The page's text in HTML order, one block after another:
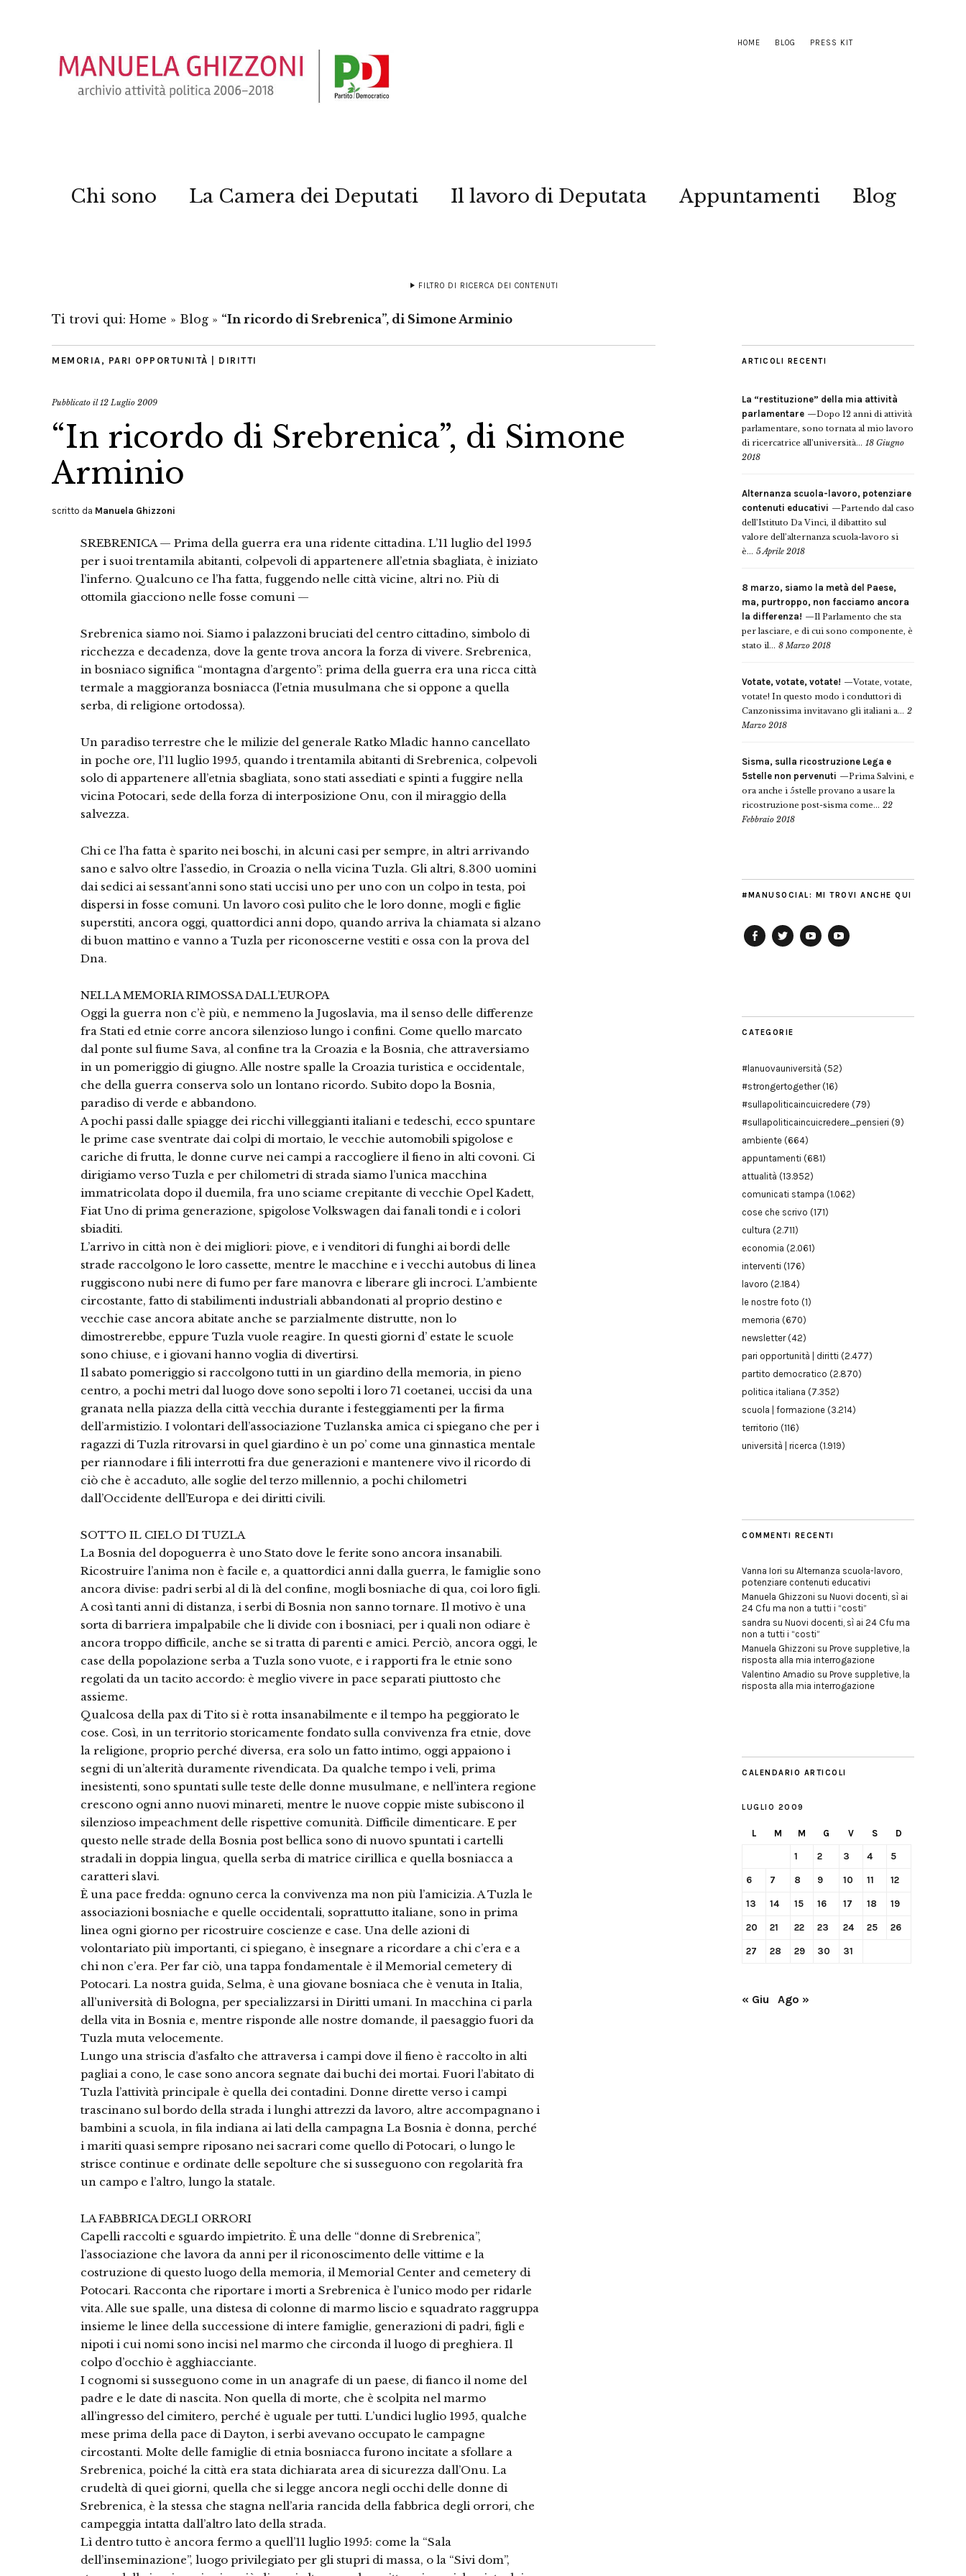
HOME BLOG PRESS KIT
Chi sono La Camera dei Deputati Il lavoro di Deputata Appuntamenti Blog
FILTRO DI RICERCA DEI CONTENUTI
Ti trovi qui: Home » Blog » “In ricordo di Srebrenica”, di Simone Arminio
MEMORIA , PARI OPPORTUNITÀ | DIRITTI
Pubblicato il12 Luglio 2009
“In ricordo di Srebrenica”, di Simone
Arminio
scritto da Manuela Ghizzoni
SREBRENICA — Prima della guerra era una ridente cittadina. L’11 luglio del 1995
per i suoi trentamila abitanti, colpevoli di appartenere all’etnia sbagliata, è iniziato
l’inferno. Qualcuno ce l’ha fatta, fuggendo nelle città vicine, altri no. Più di
ottomila giacciono nelle fosse comuni —
Srebrenica siamo noi. Siamo i palazzoni bruciati del centro cittadino, simbolo di
ricchezza e decadenza, dove la gente trova ancora la forza di vivere. Srebrenica,
in bosniaco significa “montagna d’argento”: prima della guerra era una ricca città
termale a maggioranza bosniacca (l’etnia musulmana che si oppone a quella
serba, di religione ortodossa).
Un paradiso terrestre che le milizie del generale Ratko Mladic hanno cancellato
in poche ore, l’11 luglio 1995, quando i trentamila abitanti di Srebrenica, colpevoli
solo di appartenere all’etnia sbagliata, sono stati assediati e spinti a fuggire nella
vicina Potocari, sede della forza di interposizione Onu, con il miraggio della
salvezza.
Chi ce l’ha fatta è sparito nei boschi, in alcuni casi per sempre, in altri arrivando
sano e salvo oltre l’assedio, in Croazia o nella vicina Tuzla. Gli altri, 8.300 uomini
dai sedici ai sessant’anni sono stati uccisi uno per uno con un colpo in testa, poi
dispersi in fosse comuni. Un lavoro così pulito che le loro donne, mogli e figlie
superstiti, ancora oggi, quattordici anni dopo, quando arriva la chiamata si alzano
di buon mattino e vanno a Tuzla per riconoscerne vestiti e ossa con la prova del
Dna.
NELLA MEMORIA RIMOSSA DALL’EUROPA
Oggi la guerra non c’è più, e nemmeno la Jugoslavia, ma il senso delle differenze
fra Stati ed etnie corre ancora silenzioso lungo i confini. Come quello marcato
dal ponte sul fiume Sava, al confine tra la Croazia e la Bosnia, che attraversiamo
in un pomeriggio di giugno. Alle nostre spalle la Croazia turistica e occidentale,
che della guerra conserva solo un lontano ricordo. Subito dopo la Bosnia,
paradiso di verde e abbandono.
A pochi passi dalle spiagge dei ricchi villeggianti italiani e tedeschi, ecco spuntare
le prime case sventrate dai colpi di mortaio, le vecchie automobili spigolose e
cariche di frutta, le donne curve nei campi a raccogliere il fieno in alti covoni. Ci
dirigiamo verso Tuzla e per chilometri di strada siamo l’unica macchina
immatricolata dopo il duemila, fra uno sciame crepitante di vecchie Opel Kadett,
Fiat Uno di prima generazione, spigolose Volkswagen dai fanali tondi e i colori
sbiaditi.
L’arrivo in città non è dei migliori: piove, e i venditori di funghi ai bordi delle
strade raccolgono le loro cassette, mentre le macchine e i vecchi autobus di linea
ruggiscono nubi nere di fumo per fare manovra e liberare gli incroci. L’ambiente
circostante, fatto di stabilimenti industriali abbandonati al proprio destino e
vecchie case ancora abitate anche se parzialmente distrutte, non lo
dimostrerebbe, eppure Tuzla vuole reagire. In questi giorni d’ estate le scuole
sono chiuse, e i giovani hanno voglia di divertirsi.
Il sabato pomeriggio si raccolgono tutti in un giardino della memoria, in pieno
centro, a pochi metri dal luogo dove sono sepolti i loro 71 coetanei, uccisi da una
granata nella piazza della città vecchia durante i festeggiamenti per la firma
dell’armistizio. I volontari dell’associazione Tuzlanska amica ci spiegano che per i
ragazzi di Tuzla ritrovarsi in quel giardino è un po’ come una ginnastica mentale
per riannodare i fili interrotti fra due generazioni e mantenere vivo il ricordo di
ciò che è accaduto, alle soglie del terzo millennio, a pochi chilometri
dall’Occidente dell’Europa e dei diritti civili.
SOTTO IL CIELO DI TUZLA
La Bosnia del dopoguerra è uno Stato dove le ferite sono ancora insanabili.
Ricostruire l’anima non è facile e, a quattordici anni dalla guerra, le famiglie sono
ancora divise: padri serbi al di là del confine, mogli bosniache di qua, coi loro figli.
A così tanti anni di distanza, i serbi di Bosnia non sanno tornare. Il motivo è una
sorta di barriera impalpabile che li divide con i bosniaci, per i quali non odiare è
ancora troppo difficile, anche se si tratta di parenti e amici. Perciò, ancora oggi, le
case della popolazione serba a Tuzla sono vuote, e i rapporti fra le etnie sono
regolati da un tacito accordo: è meglio vivere in pace separati piuttosto che
assieme.
Qualcosa della pax di Tito si è rotta insanabilmente e il tempo ha peggiorato le
cose. Così, in un territorio storicamente fondato sulla convivenza fra etnie, dove
la religione, proprio perché diversa, era solo un fatto intimo, oggi appaiono i
segni di un’alterità duramente rivendicata. Da qualche tempo i veli, prima
inesistenti, sono spuntati sulle teste delle donne musulmane, e nell’intera regione
crescono ogni anno nuovi minareti, mentre le nuove coppie miste subiscono il
silenzioso impeachment delle rispettive comunità. Difficile dimenticare. E per
questo nelle strade della Bosnia post bellica sono di nuovo spuntati i cartelli
stradali in doppia lingua, quella serba di matrice cirillica e quella bosniacca a
caratteri slavi.
È una pace fredda: ognuno cerca la convivenza ma non più l’amicizia. A Tuzla le
associazioni bosniache e quelle occidentali, soprattutto italiane, sono in prima
linea ogni giorno per ricostruire coscienze e case. Una delle azioni di
volontariato più importanti, ci spiegano, è insegnare a ricordare a chi c’era e a
chi non c’era. Per far ciò, una tappa fondamentale è il Memorial cemetery di
Potocari. La nostra guida, Selma, è una giovane bosniaca che è venuta in Italia,
all’università di Bologna, per specializzarsi in Diritti umani. In macchina ci parla
della vita in Bosnia e, mentre risponde alle nostre domande, il paesaggio fuori da
Tuzla muta velocemente.
Lungo una striscia d’asfalto che attraversa i campi dove il fieno è raccolto in alti
pagliai a cono, le case sono ancora segnate dai buchi dei mortai. Fuori l’abitato di
Tuzla l’attività principale è quella dei contadini. Donne dirette verso i campi
trascinano sul bordo della strada i lunghi attrezzi da lavoro, altre accompagnano i
bambini a scuola, in fila indiana ai lati della campagna La Bosnia è donna, perché
i mariti quasi sempre riposano nei sacrari come quello di Potocari, o lungo le
strisce continue e ordinate delle sepolture che si susseguono con regolarità fra
un campo e l’altro, lungo la statale.
LA FABBRICA DEGLI ORRORI
Capelli raccolti e sguardo impietrito. È una delle “donne di Srebrenica”,
l’associazione che lavora da anni per il riconoscimento delle vittime e la
costruzione di questo luogo della memoria, il Memorial Center and cemetery di
Potocari. Racconta che riportare i morti a Srebrenica è l’unico modo per ridarle
vita. Alle sue spalle, una distesa di colonne di marmo liscio e squadrato raggruppa
insieme le linee della successione di intere famiglie, generazioni di padri, figli e
nipoti i cui nomi sono incisi nel marmo che circonda il luogo di preghiera. Il
colpo d’occhio è agghiacciante.
I cognomi si susseguono come in un anagrafe di un paese, di fianco il nome del
padre e le date di nascita. Non quella di morte, che è scolpita nel marmo
all’ingresso del cimitero, perché è uguale per tutti. L’undici luglio 1995, qualche
mese prima della pace di Dayton, i serbi avevano occupato le campagne
circostanti. Molte delle famiglie di etnia bosniacca furono incitate a sfollare a
Srebrenica, poiché la città era stata dichiarata area di sicurezza dall’Onu. La
crudeltà di quei giorni, quella che si legge ancora negli occhi delle donne di
Srebrenica, è la stessa che stagna nell’aria rancida della fabbrica degli orrori, che
campeggia intatta dall’altro lato della strada.
Lì dentro tutto è ancora fermo a quell’11 luglio 1995: come la “Sala
dell’inseminazione”, luogo privilegiato per gli stupri di massa, o la “Sivi dom”,
ARTICOLI RECENTI
La “restituzione” della mia attività
parlamentare
Dopo 12 anni di attività
parlamentare, sono tornata al mio lavoro
di ricercatrice all’università... 18 Giugno
2018
Alternanza scuola-lavoro, potenziare
contenuti educativi
Partendo dal caso
dell’Istituto Da Vinci, il dibattito sul
valore dell’alternanza scuola-lavoro si
è... 5 Aprile 2018
8 marzo, siamo la metà del Paese,
ma, purtroppo, non facciamo ancora
la differenza!
Il Parlamento che sta
per lasciare, e di cui sono componente, è
stato il... 8 Marzo 2018
Votate, votate, votate!
Votate, votate,
votate! In questo modo i conduttori di
Canzonissima invitavano gli italiani a... 2
Marzo 2018
Sisma, sulla ricostruzione Lega e
5stelle non pervenuti
Prima Salvini, e
ora anche i 5stelle provano a usare la
ricostruzione post-sisma come... 22
Febbraio 2018
#MANUSOCIAL: MI TROVI ANCHE QUI
CATEGORIE
#lanuovauniversità (52)
#strongertogether(16)
#sullapoliticaincuicredere (79)
#sullapoliticaincuicredere_pensieri (9)
ambiente (664)
appuntamenti (681)
attualità (13.952)
comunicati stampa (1.062)
cose che scrivo (171)
cultura (2.711)
economia (2.061)
interventi (176)
lavoro (2.184)
le nostre foto (1)
memoria (670)
newsletter(42)
pari opportunità | diritti (2.477)
partito democratico (2.870)
politica italiana (7.352)
scuola | formazione (3.214)
territorio (116)
università | ricerca (1.919)
COMMENTI RECENTI
Vanna Iori su Alternanza scuola-lavoro,
potenziare contenuti educativi
Manuela Ghizzoni su Nuovi docenti, sì ai
24 Cfu ma non a tutti i “costi”
sandra su Nuovi docenti, sì ai 24 Cfu ma
non a tutti i “costi”
Manuela Ghizzoni su Prove suppletive, la
risposta alla mia interrogazione
Valentino Amadio su Prove suppletive, la
risposta alla mia interrogazione
CALENDARIO ARTICOLI
LUGLIO 2009
L M M G V S D
1 2 3 4 5
6 7 8 9 10 11 12
13 14 15 16 17 18 19
20 21 22 23 24 25 26
27 28 29 30 31
« Giu Ago »